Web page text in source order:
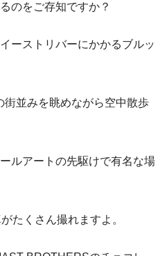
のをご存知ですか？
ーストリバーにかかるブルッ
街並みを眺めながら空中散歩
ルアートの先駆けで有名な場
たくさん撮れますよ。